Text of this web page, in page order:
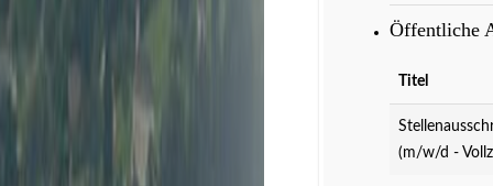
Öffentliche
Titel
(m/w/d -